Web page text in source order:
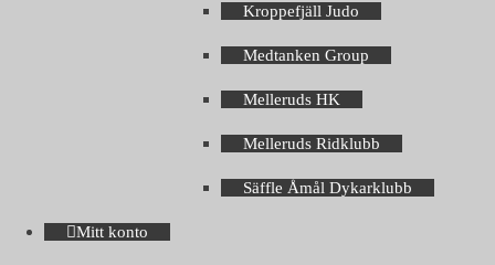
Kroppefjäll Judo
Medtanken Group
Melleruds HK
Melleruds Ridklubb
Säffle Åmål Dykarklubb
Mitt konto